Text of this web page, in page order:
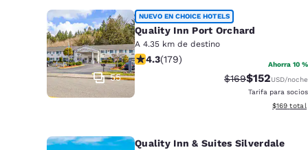
Europa
Deutsch
Spain
55
NUEVO EN CHOICE HOTELS
Quality Inn Port Orchard
A 4.35 km de destino
calificación de 4.27 estrellas.
4.3(179) Ahorra 10 %
Precio tachado:
$169Precio con
$152USD/noche
Tarifa para socios
Ver
$169 total
Quality Inn & Suites Silverdale